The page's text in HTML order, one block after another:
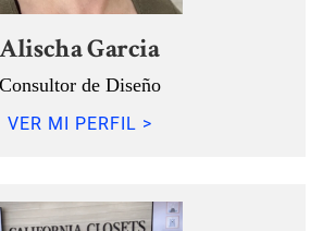
Alischa Garcia
Consultor de Diseño
VER MI PERFIL >